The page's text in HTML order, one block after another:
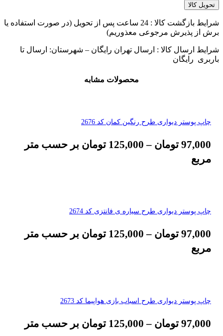
تحویل کالا
شرایط بازگشت کالا : 24 ساعت پس از تحویل (در صورت استفاده یا
برش از پذیرش مرجوعی معذوریم)
شرایط ارسال کالا : ارسال تهران رایگان – شهرستان: ارسال تا
باربری رایگان
محصولات مشابه
چاپ پوستر دیواری طرح رنگین کمان کد 2676
97,000 تومان –
125,000 تومان بر حسب متر
مربع
چاپ پوستر دیواری طرح سیاره ی فانتزی کد 2674
97,000 تومان –
125,000 تومان بر حسب متر
مربع
چاپ پوستر دیواری طرح اسباب بازی هواپیما کد 2673
97,000 تومان –
125,000 تومان بر حسب متر